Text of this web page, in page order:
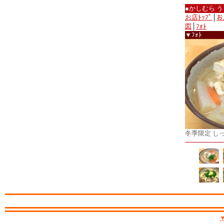
●かしむら
お店ﾄｯﾌﾟ
図
ﾌｫﾄ
▼ﾌｫﾄ
冬季限定 し